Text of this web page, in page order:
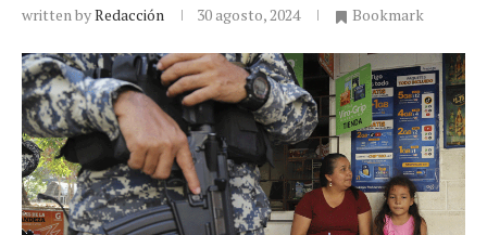
written byRedacción 30 agosto, 2024 Bookmark